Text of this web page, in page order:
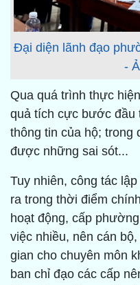
Đại diện lãnh đạo
-
Qua quá trình thực
quả tích cực bước đầu
thông tin của hộ; trong
được những sai sót...
Tuy nhiên, công tác
ra trong thời điểm
hoạt động, cấp
việc nhiều, nên cán
gian cho chuyên môn
ban chỉ đạo các cấp